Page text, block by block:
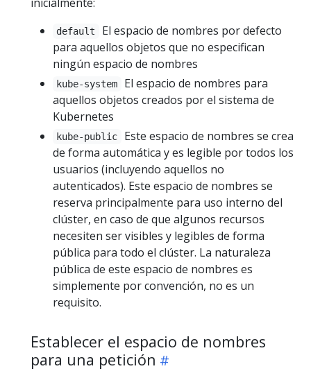
default
El espacio de nombres por defecto
para aquellos objetos que no especifican
ningún espacio de nombres
kube-system
El espacio de nombres para
aquellos objetos creados por el sistema de
Kubernetes
kube-public
Este espacio de nombres se crea
de forma automática y es legible por todos los
usuarios (incluyendo aquellos no
autenticados). Este espacio de nombres se
reserva principalmente para uso interno del
clúster, en caso de que algunos recursos
necesiten ser visibles y legibles de forma
pública para todo el clúster. La naturaleza
pública de este espacio de nombres es
simplemente por convención, no es un
requisito.
Establecer el espacio de nombres
para una petición